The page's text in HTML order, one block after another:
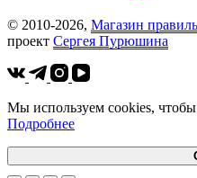
© 2010-2026, Магазин
проект Cергея Пурюшина
Мы используем cookies, чтобы
Подробнее